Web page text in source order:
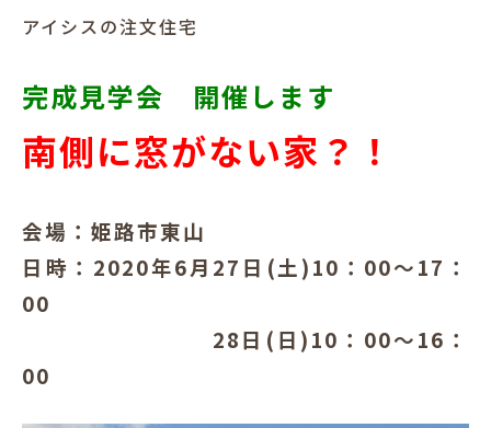
犬と暮らす
アイシスの注文住宅
完成見学会 開催します
南側に窓がない家？！
会場：姫路市東山
日時：2020年6月27日(土)10：00～17：
00
28日(日)10：00～16：
00